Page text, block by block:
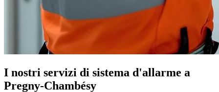
I nostri servizi di sistema d'allarme a
Pregny-Chambésy